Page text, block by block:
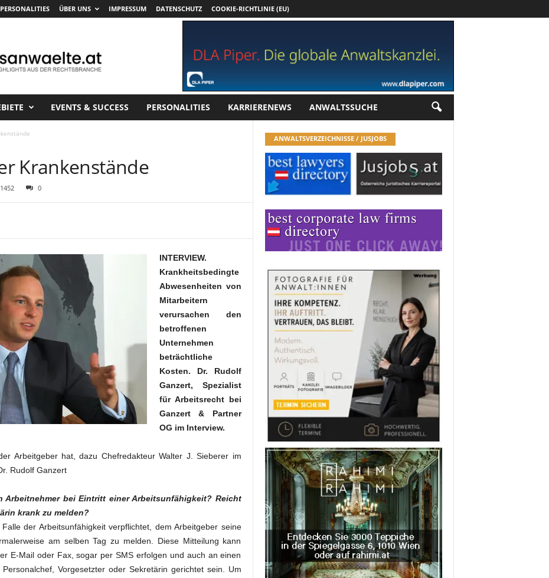
PERSONALITIES ÜBER UNS IMPRESSUM DATENSCHUTZ COOKIE-RICHTLINIE (EU)
EVENTS & SUCCESS PERSONALITIES KARRIERENEWS ANWALTSSUCHE
Krankenstände
1452 0
INTERVIEW.
Krankheitsbedingte
Abwesenheiten von
Mitarbeitern
verursachen den
betroffenen
Unternehmen
beträchtliche
Kosten. Dr. Rudolf
Ganzert, Spezialist
für Arbeitsrecht bei
Ganzert & Partner
OG im Interview.
Arbeitgeber hat, dazu Chefredakteur Walter J. Sieberer im
Rudolf Ganzert
Arbeitnehmer bei Eintritt einer Arbeitsunfähigkeit? Reicht
krank zu melden?
der Arbeitsunfähigkeit verpflichtet, dem Arbeitgeber seine
am selben Tag zu melden. Diese Mitteilung kann
E-Mail oder Fax, sogar per SMS erfolgen und auch an einen
Vorgesetzter oder Sekretärin gerichtet sein. Um
ANWALTSVERZEICHNISSE / JUSJOBS